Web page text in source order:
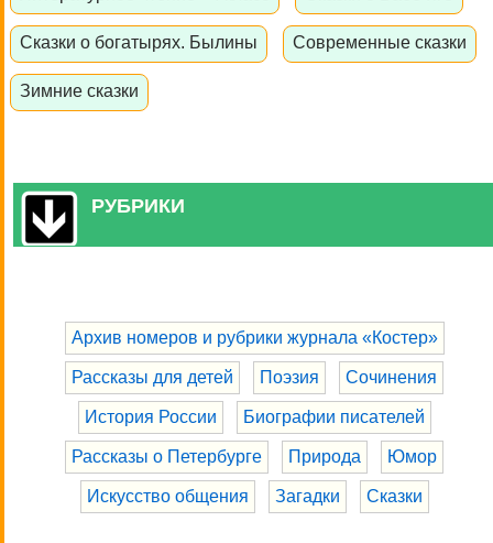
Сказки о богатырях. Былины Современные сказки
Зимние сказки
РУБРИКИ
Архив номеров и рубрики журнала «Костер»
Рассказы для детей Поэзия Сочинения
История России Биографии писателей
Рассказы о Петербурге Природа Юмор
Искусство общения Загадки Сказки